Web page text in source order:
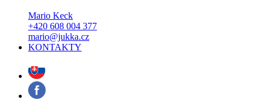
Mario Keck
+420 608 004 377
mario@jukka.cz
KONTAKTY